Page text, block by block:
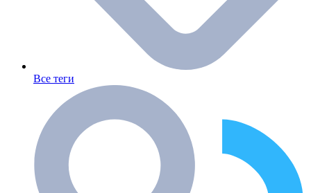
Все теги